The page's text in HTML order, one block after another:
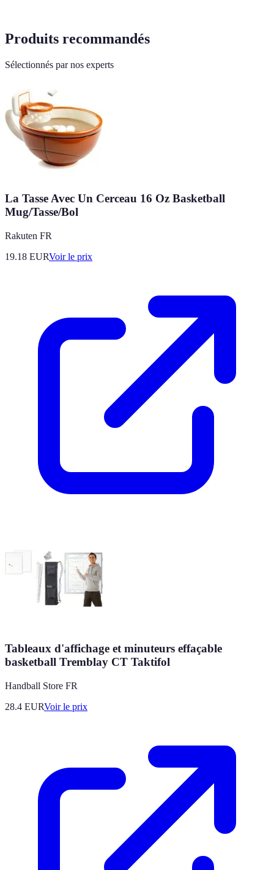
Produits recommandés
Sélectionnés par nos experts
La Tasse Avec Un Cerceau 16 Oz Basketball
Mug/Tasse/Bol
Rakuten FR
19.18 EURVoir le prix
Tableaux d'affichage et minuteurs effaçable
basketball Tremblay CT Taktifol
Handball Store FR
28.4 EURVoir le prix